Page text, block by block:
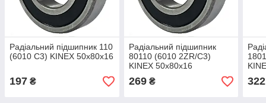
Радіальний підшипник 110
(6010 C3) KINEX 50x80x16
197 ₴
Радіальний підшипник
80110 (6010 2ZR/C3)
KINEX 50x80x16
269₴ 322